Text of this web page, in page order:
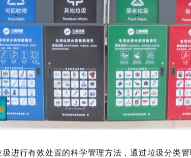
进行有效处置的科学管理方法，通过垃圾分类